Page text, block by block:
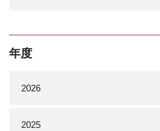
年度
2026
2025